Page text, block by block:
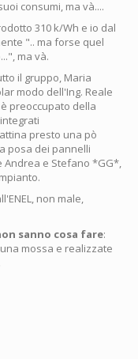
consumi, ma và....
310 k/Wh e io dal
".. ma forse quel
ma và.
il gruppo, Maria
modo dell'Ing. Reale
preoccupato della
presto una pò
posa dei pannelli
e Stefano *GG*,
non male,
sanno cosa fare:
mossa e realizzate